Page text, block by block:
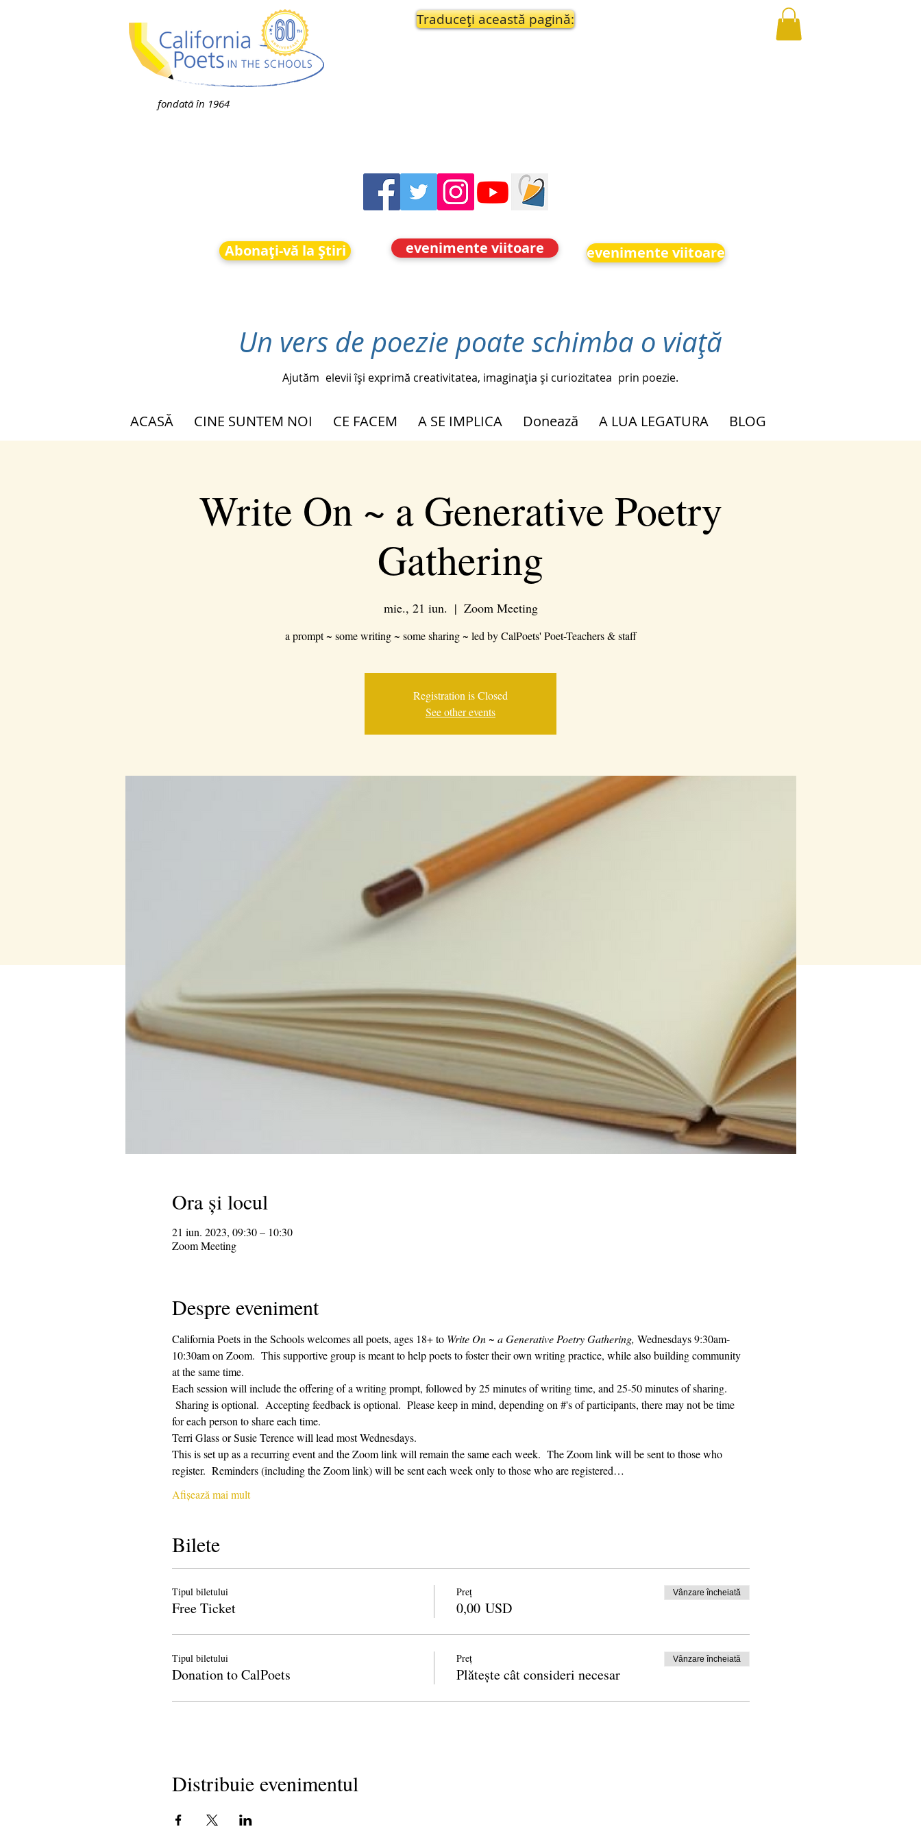
fondată în 1964
Traduceți această pagină:
Abonați-vă la Știri evenimente viitoare evenimente viitoare
Un vers de poezie poate schimba o viață
Ajutăm elevii își exprimă creativitatea, imaginația și curiozitatea prin poezie.
ACASĂ CINE SUNTEM NOI CE FACEM A SE IMPLICA Donează A LUA LEGATURA BLOG
Write On ~ a Generative Poetry
Gathering
mie., 21 iun.
  |
Zoom Meeting
a prompt ~ some writing ~ some sharing ~ led by CalPoets' Poet-Teachers & staff
Registration is Closed
See other events
Ora și locul
21 iun. 2023, 09:30 – 10:30
Zoom Meeting
Despre eveniment
California Poets in the Schools welcomes all poets, ages 18+ to Write On ~ a Generative Poetry Gathering, Wednesdays 9:30am-
10:30am on Zoom.  This supportive group is meant to help poets to foster their own writing practice, while also building community
at the same time.
Each session will include the offering of a writing prompt, followed by 25 minutes of writing time, and 25-50 minutes of sharing.
Sharing is optional.  Accepting feedback is optional.  Please keep in mind, depending on #'s of participants, there may not be time
for each person to share each time.
Terri Glass or Susie Terence will lead most Wednesdays.
This is set up as a recurring event and the Zoom link will remain the same each week.  The Zoom link will be sent to those who
register.  Reminders (including the Zoom link) will be sent each week only to those who are registered…
Afișează mai mult
Bilete
Tipul biletului
Free Ticket
Preț
0,00 USD
Vânzare încheiată
Tipul biletului
Donation to CalPoets
Preț
Plătește cât consideri necesar
Vânzare încheiată
Distribuie evenimentul